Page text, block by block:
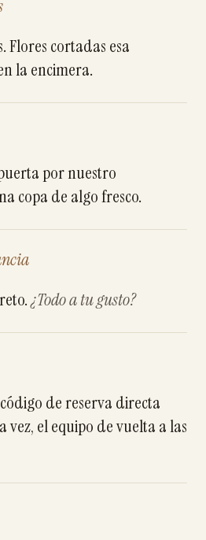
Flores cortadas esa
la encimera.
por nuestro
copa de algo fresco.
¿Todo a tu gusto?
de reserva directa
vez, el equipo de vuelta a las